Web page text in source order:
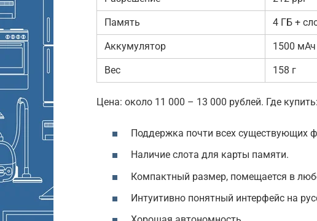
Память 4 ГБ +
Аккумулятор 1500 мАч
Вес 158 г
Цена: около 11 000 – 13 000 рублей. Где
Поддержка почти всех существующих
Наличие слота для карты памяти.
Компактный размер, помещается в
Интуитивно понятный интерфейс на